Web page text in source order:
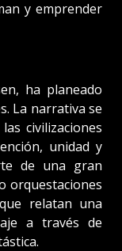
y emprender
ha planeado
La narrativa se
civilizaciones
unidad y
de una gran
orquestaciones
relatan una
a través de